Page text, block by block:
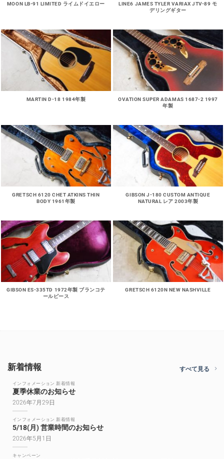
MOON LB-91 LIMITED ライムドイエロー
LINE6 JAMES TYLER VARIAX JTV-89 モ
デリングギター
MARTIN D-18 1984年製
OVATION SUPER ADAMAS 1687-2 1997
年製
GRETSCH 6120 CHET ATKINS THIN
BODY 1961年製
GIBSON J-180 CUSTOM ANTIQUE
NATURAL レア 2003年製
GIBSON ES-335TD 1972年製 ブランコテ
ールピース
GRETSCH 6120N NEW NASHVILLE
新着情報 すべて見る
インフォメーション 新着情報
夏季休業のお知らせ
2026年7月29日
インフォメーション 新着情報
5/18(月) 営業時間のお知らせ
2026年5月1日
キャンペーン